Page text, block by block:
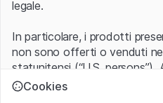
legale.
In particolare, i prodotti
non sono offerti o venduti
statunitensi (“U.S. persons”).
statunitensi” vanno intese
Cookies